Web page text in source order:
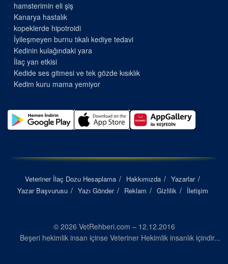
hamsterimin eli şiş
Kanarya hastalık
kopeklerde hipotroidi
İyileşmeyen burnu tıkalı kediye tedavi
Kedinin kulağındaki yara
İlaç yan etkisi
Kedide ses gitmesi ve tek gözde kısıklık
Kedim kuru mama yemiyor
Veteriner İlaç Dozu Hesaplama Hakkımızda
Yazarlar
Yazar Başvurusu
Yazı Gönder Reklam Gizlilik İletişim
© 2026 VetRehberi.com – 12.12.2016
Beşeri hekimlik insan içinse Veteriner Hekimlik insanlık içindir...